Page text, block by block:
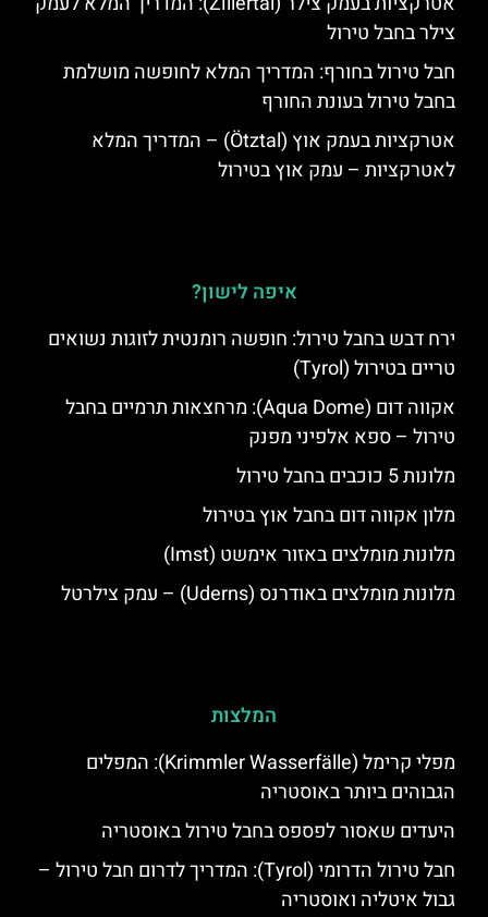
צילר בחבל טירול
חבל טירול בחורף: המדריך המלא לחופשה מושלמת
בחבל טירול בעונת החורף
אטרקציות בעמק אוץ (Ötztal) – המדריך המלא
לאטרקציות – עמק אוץ בטירול
איפה לישון?
ירח דבש בחבל טירול: חופשה רומנטית לזוגות נשואים
טריים בטירול (Tyrol)
אקווה דום (Aqua Dome): מרחצאות תרמיים בחבל
טירול – ספא אלפיני מפנק
מלונות 5 כוכבים בחבל טירול
מלון אקווה דום בחבל אוץ בטירול
מלונות מומלצים באזור אימשט (Imst)
מלונות מומלצים באודרנס (Uderns) – עמק צילרטל
המלצות
מפלי קרימל (Krimmler Wasserfälle): המפלים
הגבוהים ביותר באוסטריה
היעדים שאסור לפספס בחבל טירול באוסטריה
חבל טירול הדרומי (Tyrol): המדריך לדרום חבל טירול –
גבול איטליה ואוסטריה